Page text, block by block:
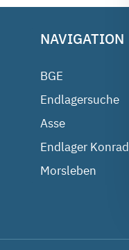
NAVIGATION
BGE
Endlagersuche
Asse
Endlager Konrad
Morsleben